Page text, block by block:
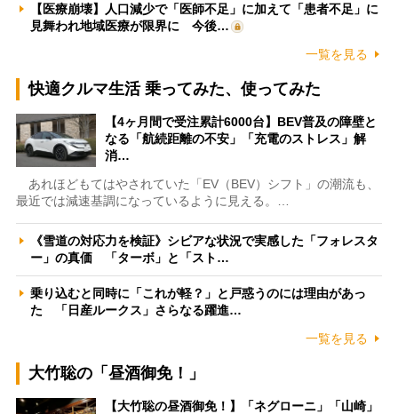
【医療崩壊】人口減少で「医師不足」に加えて「患者不足」に
見舞われ地域医療が限界に 今後…
一覧を見る
快適クルマ生活 乗ってみた、使ってみた
【4ヶ月間で受注累計6000台】BEV普及の障壁と
なる「航続距離の不安」「充電のストレス」解
消…
あれほどもてはやされていた「EV（BEV）シフト」の潮流も、
最近では減速基調になっているように見える。…
《雪道の対応力を検証》シビアな状況で実感した「フォレスタ
ー」の真価 「ターボ」と「スト…
乗り込むと同時に「これが軽？」と戸惑うのには理由があっ
た 「日産ルークス」さらなる躍進…
一覧を見る
大竹聡の「昼酒御免！」
【大竹聡の昼酒御免！】「ネグローニ」「山崎」